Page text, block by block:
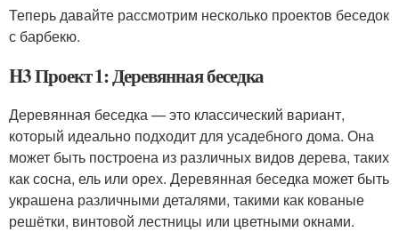
Теперь давайте рассмотрим несколько проектов беседок
с барбекю.
H3 Проект 1: Деревянная беседка
Деревянная беседка — это классический вариант,
который идеально подходит для усадебного дома. Она
может быть построена из различных видов дерева, таких
как сосна, ель или орех. Деревянная беседка может быть
украшена различными деталями, такими как кованые
решётки, винтовой лестницы или цветными окнами.